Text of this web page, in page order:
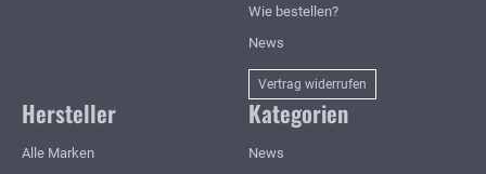
Wie bestellen?
News
Vertrag widerrufen
Hersteller
Alle Marken
Kategorien
News